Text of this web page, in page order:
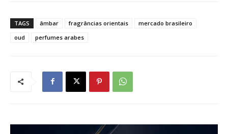
TAGS âmbar fragrâncias orientais
mercado brasileiro
oud
perfumes arabes